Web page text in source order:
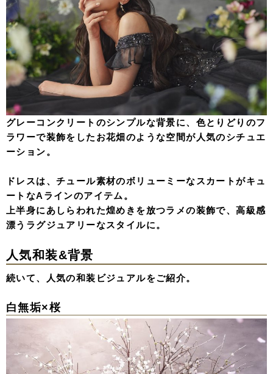
グレーコンクリートのシンプルな背景に、色とりどりのフ
ラワーで装飾をしたお花畑のような空間が人気のシチュエ
ーション。
ドレスは、チュール素材のボリューミーなスカートがキュ
ートなAラインのアイテム。
上半身にあしらわれた煌めきを放つラメの装飾で、高級感
漂うラグジュアリーなスタイルに。
人気和装&背景
続いて、人気の和装ビジュアルをご紹介。
白無垢×桜